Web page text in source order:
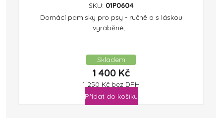
SKU: 01P0604
Domácí pamlsky pro psy - ručně a s láskou
vyráběné,...
Skladem
1 400 Kč
1 250 Kč bez DPH
Přidat do košíku